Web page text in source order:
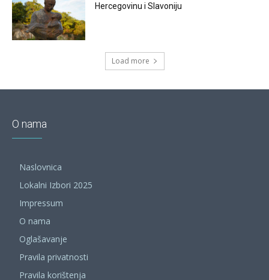
Hercegovinu i Slavoniju
Load more
O nama
Naslovnica
Lokalni Izbori 2025
Impressum
O nama
Oglašavanje
Pravila privatnosti
Pravila korištenja